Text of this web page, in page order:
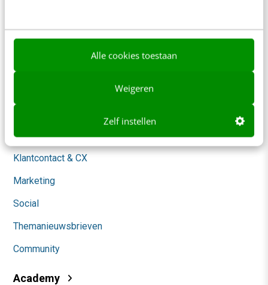
Alle cookies toestaan
Weigeren
Zelf instellen
Werken bij
Content & Communicatie
Klantcontact & CX
Marketing
Social
Themanieuwsbrieven
Community
Academy